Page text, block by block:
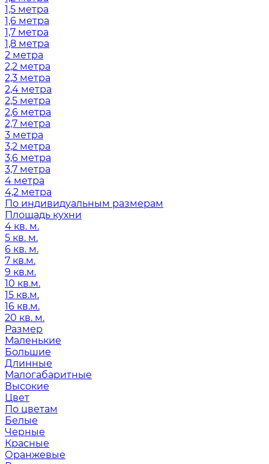
1,5 метра
1,6 метра
1,7 метра
1,8 метра
2 метра
2,2 метра
2,3 метра
2,4 метра
2,5 метра
2,6 метра
2,7 метра
3 метра
3,2 метра
3,6 метра
3,7 метра
4 метра
4,2 метра
По индивидуальным размерам
Площадь кухни
4 кв. м.
5 кв. м.
6 кв. м.
7 кв.м.
9 кв.м.
10 кв.м.
15 кв.м.
16 кв.м.
20 кв. м.
Размер
Маленькие
Большие
Длинные
Малогабаритные
Высокие
Цвет
По цветам
Белые
Черные
Красные
Оранжевые